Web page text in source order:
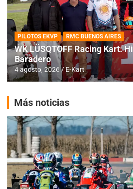
PILOTOS EKVP RMC BUENOS AIRES
WK LÜSQTOFF Racing Kart:
Baradero
4 agosto, 2026 E-Kart
Más noticias